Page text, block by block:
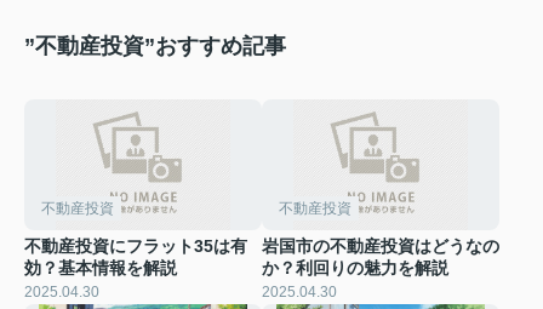
”不動産投資”おすすめ記事
不動産投資
不動産投資にフラット35は有
効？基本情報を解説
2025.04.30
不動産投資
岩国市の不動産投資はどうなの
か？利回りの魅力を解説
2025.04.30